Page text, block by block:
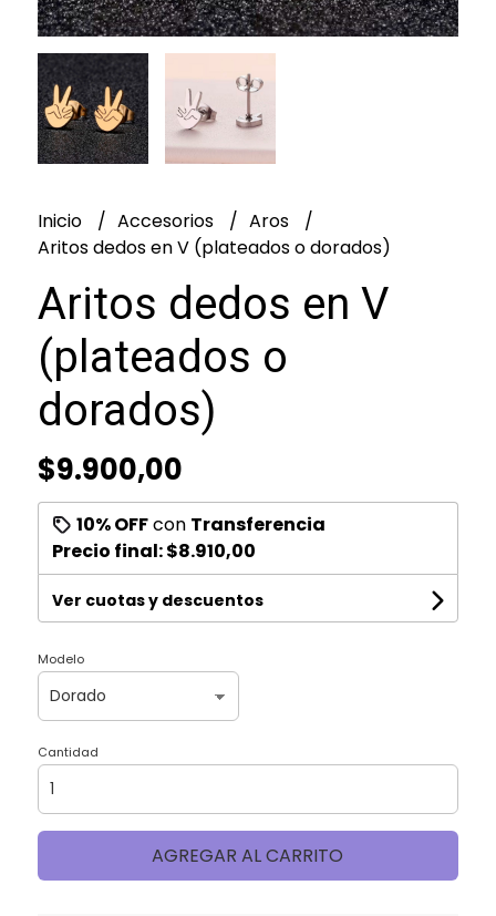
Inicio Accesorios
Aros
Aritos dedos en V (plateados o dorados)
Aritos dedos en V
(plateados o
dorados)
$9.900,00
10% OFFcon Transferencia
Precio final:$8.910,00
Ver cuotas y descuentos
Modelo
Cantidad
AGREGAR AL CARRITO